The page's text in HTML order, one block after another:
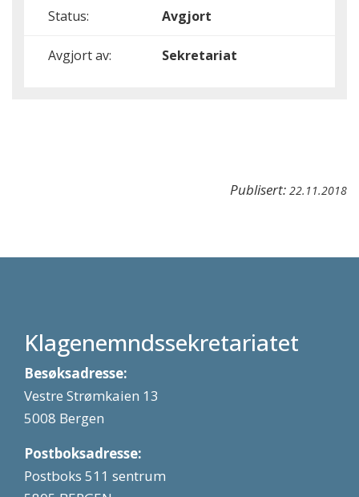
Status: Avgjort
Avgjort av: Sekretariat
Publisert: 22.11.2018
Klagenemndssekretariatet
Besøksadresse:
Vestre Strømkaien 13
5008 Bergen
Postboksadresse:
Postboks 511 sentrum